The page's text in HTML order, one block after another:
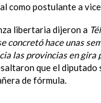
como postulante a
libertaria dijeron a
concretó hace unas
las provincias en gira
que el diputado
de fórmula.